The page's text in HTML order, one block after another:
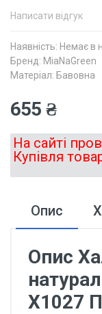
Написати відгук
Наявність: Немає в
Бренд: MiaNaGreen
Матеріал: Бавовна
655 ₴
На сайті
Купівля
Опис
Опис
Х1027